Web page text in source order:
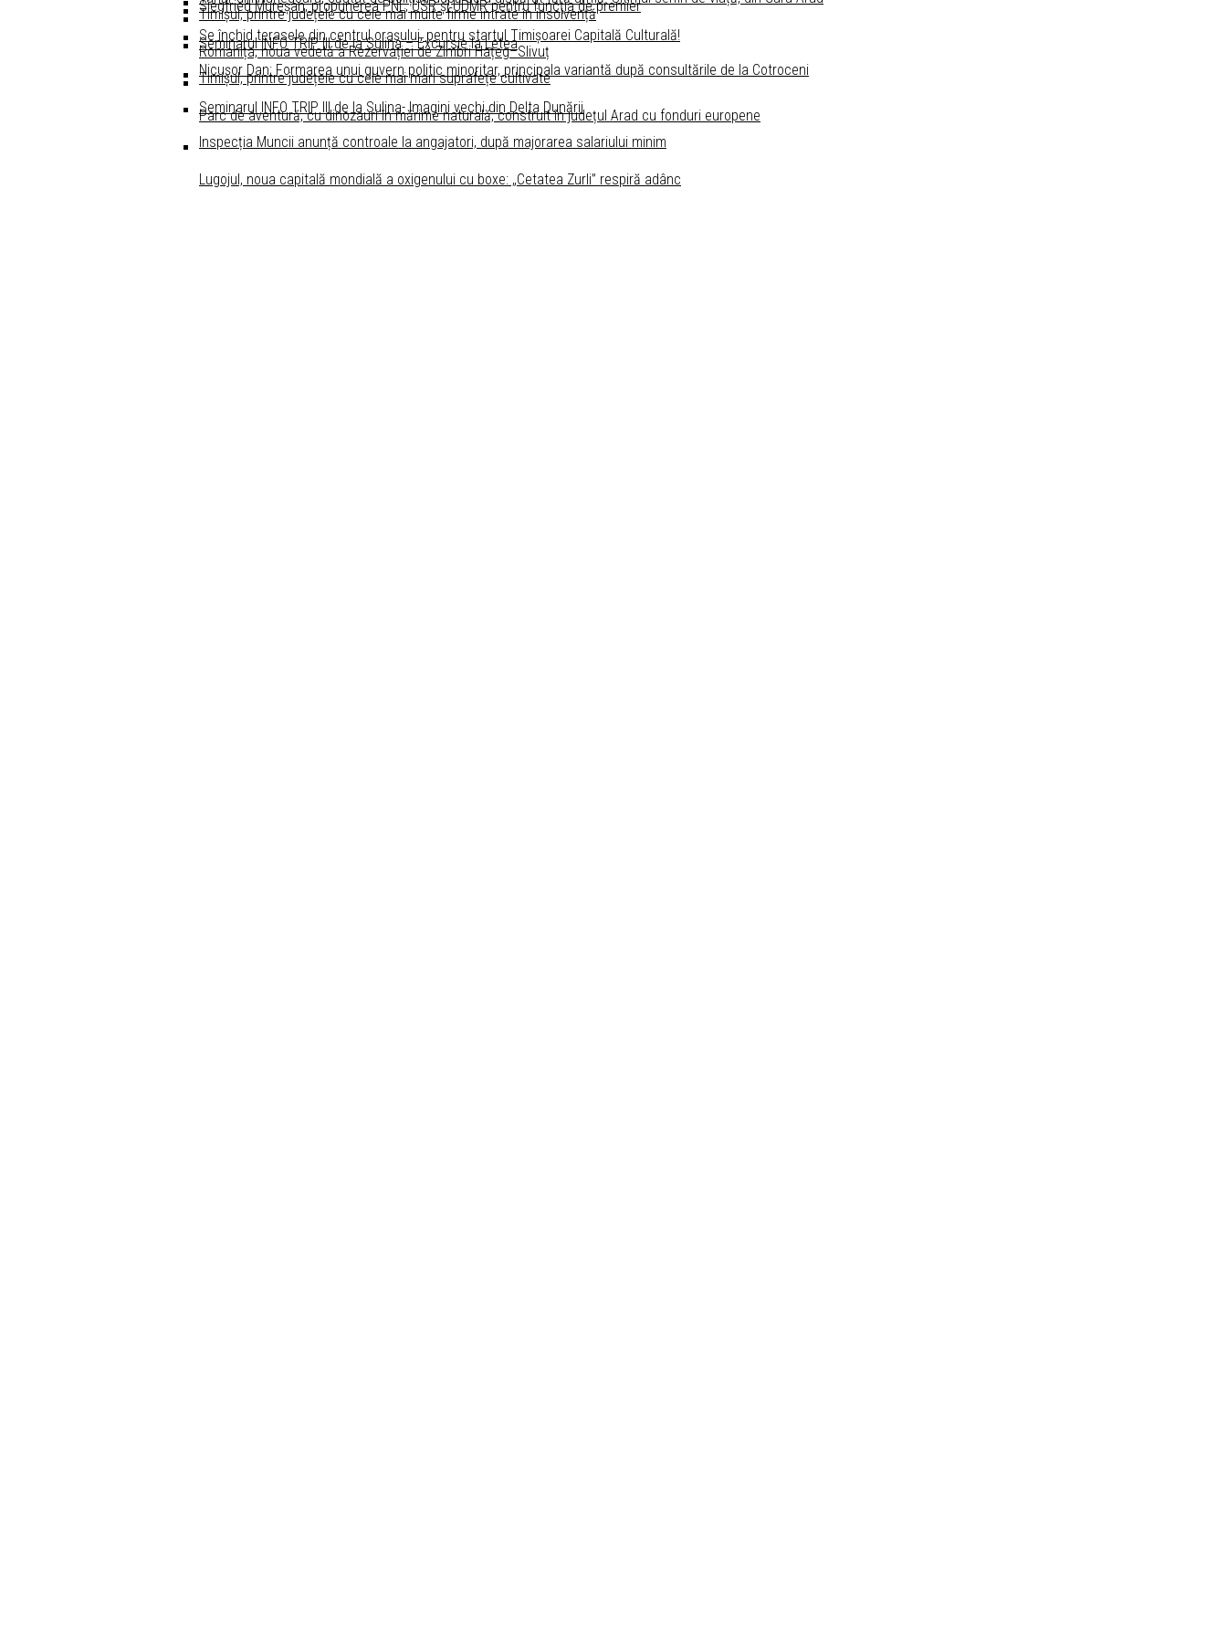
Siegfried Mureșan, propunerea PNL, USR și UDMR pentru funcţia de premier
Nicușor Dan: Formarea unui guvern politic minoritar, principala variantă după consultările de la Cotroceni
Timișul, printre județele cu cele mai multe firme intrate în insolvență
Timișul, printre județele cu cele mai mari suprafețe cultivate
Inspecția Muncii anunță controale la angajatori, după majorarea salariului minim
Se închid terasele din centrul oraşului, pentru startul Timişoarei Capitală Culturală!
Seminarul INFO TRIP III de la Sulina – Excursie la Letea
Seminarul INFO TRIP III de la Sulina- Imagini vechi din Delta Dunării
Romanița, noua vedetă a Rezervației de Zimbri Hațeg–Slivuț
Parc de aventură, cu dinozauri în mărime naturală, construit în județul Arad cu fonduri europene
Lugojul, noua capitală mondială a oxigenului cu boxe: „Cetatea Zurli” respiră adânc